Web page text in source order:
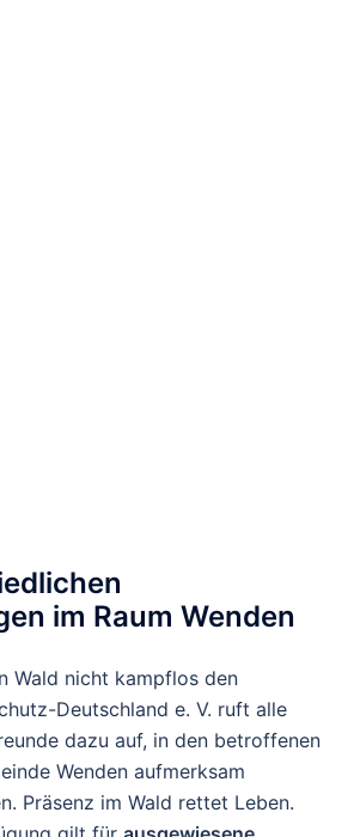
im Raum Wenden
Wald nicht kampflos den
Deutschland e. V. ruft alle
dazu auf, in den betroffenen
Wenden aufmerksam
Präsenz im Wald rettet Leben.